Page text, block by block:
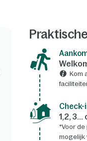
Kom
Check-
1,2,
*Voor
mogelijk